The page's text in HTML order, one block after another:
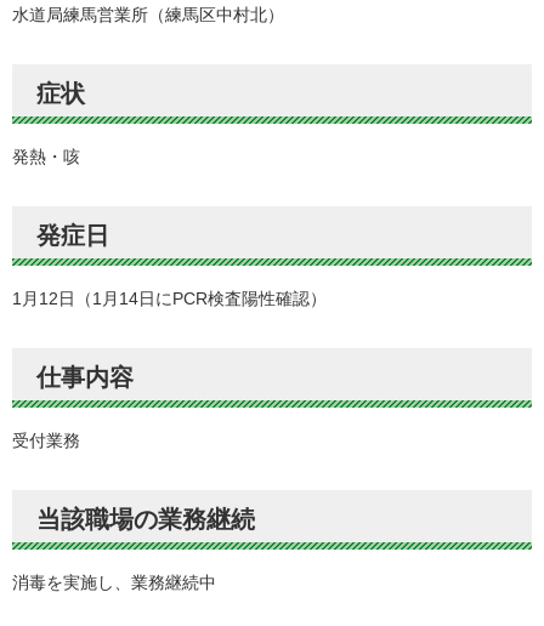
水道局練馬営業所（練馬区中村北）
症状
発熱・咳
発症日
1月12日（1月14日にPCR検査陽性確認）
仕事内容
受付業務
当該職場の業務継続
消毒を実施し、業務継続中